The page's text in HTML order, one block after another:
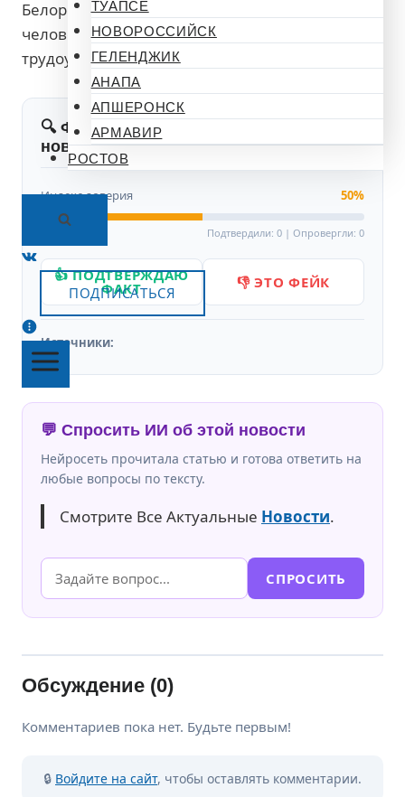
ТУАПСЕ
НОВОРОССИЙСК
ГЕЛЕНДЖИК
АНАПА
АПШЕРОНСК
АРМАВИР
РОСТОВ
ПОДПИСАТЬСЯ
Белореченском районе составляет 5980
человек, 10% от общей численности идут на
трудоустройство.
🔍 Фактчекинг
новости
Нейтральная
Индекс доверия 50%
Подтвердили: 0 | Опровергли: 0
👍 ПОДТВЕРЖДАЮ
ФАКТ 👎 ЭТО ФЕЙК
Источники:
💬 Спросить ИИ об этой новости
Нейросеть прочитала статью и готова ответить на
любые вопросы по тексту.
Смотрите Все Актуальные Новости.
СПРОСИТЬ
Обсуждение (0)
Комментариев пока нет. Будьте первым!
🔒 Войдите на сайт, чтобы оставлять комментарии.